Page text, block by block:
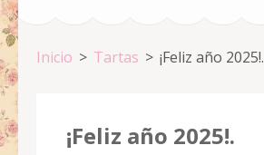
Inicio > Tartas > ¡Feliz año 2025!.
¡Feliz año 2025!.